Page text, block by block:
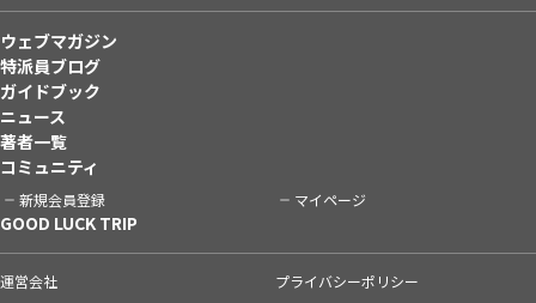
ウェブマガジン
特派員ブログ
ガイドブック
ニュース
著者一覧
コミュニティ
新規会員登録 マイページ
GOOD LUCK TRIP
運営会社 プライバシーポリシー